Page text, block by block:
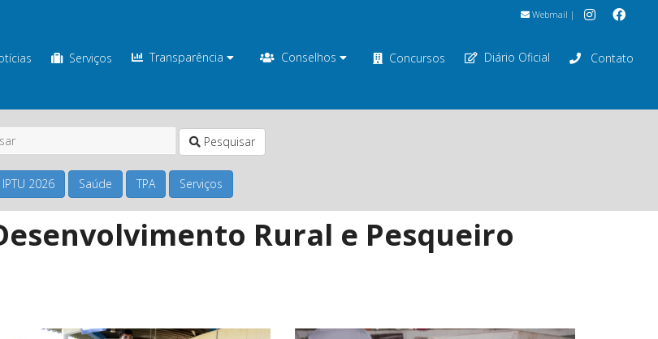
Webmail |
Serviços Transparência Conselhos Concursos Diário Oficial Contato
Pesquisar
IPTU 2026 Saúde TPA Serviços
Rural e Pesqueiro